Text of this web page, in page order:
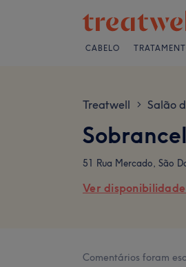
CABELO
Treatwell > Salão
51 Rua Mercado, São
Ver disponibilidade
Comentários foram